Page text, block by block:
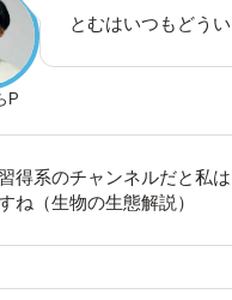
P
とむはいつもどう
得系のチャンネルだと私
ね（生物の生態解説）